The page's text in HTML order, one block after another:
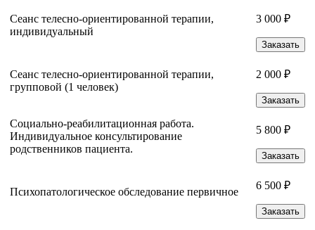
Сеанс телесно-ориентированной терапии,
индивидуальный
3 000 ₽
Заказать
Сеанс телесно-ориентированной терапии,
групповой (1 человек)
2 000 ₽
Заказать
Социально-реабилитационная работа.
Индивидуальное консультирование
родственников пациента.
5 800 ₽
Заказать
Психопатологическое обследование первичное
6 500 ₽
Заказать